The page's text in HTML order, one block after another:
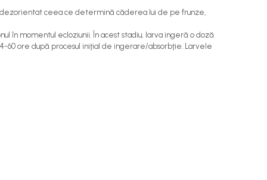
ceea ce determină căderea lui de pe frunze,
în momentul ecloziunii. În acest stadiu, larva ingeră o doză
60 ore după procesul iniţial de ingerare/absorbţie. Larvele